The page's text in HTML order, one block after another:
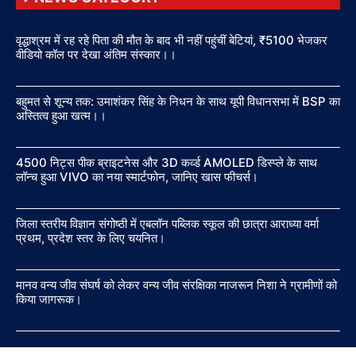
वृद्धाश्रम में रह रहे पिता की मौत के बाद भी नहीं पहुंचीं बेटियां, ₹5100 भेजकर
वीडियो कॉल पर देखा अंतिम संस्कार।।
बहुमत से शून्य तक: उमाशंकर सिंह के निधन के साथ यूपी विधानसभा में BSP का
अस्तित्व हुआ खत्म।।
4500 निट्स पीक ब्राइटनेस और 3D कर्व्ड AMOLED डिस्प्ले के साथ
लॉन्च हुआ VIVO का नया स्मार्टफोन, जानिए खास फीचर्स।
जिला स्तरीय विज्ञान संगोष्ठी में एबलॉन पब्लिक स्कूल की छात्रा आराध्या वर्मा
प्रथम, प्रदेश स्तर के लिए चयनित।
मानव वन्य जीव संघर्ष को लेकर वन्य जीव संरक्षिका नाजरून निशा ने ग्रामीणों को
किया जागरूक।